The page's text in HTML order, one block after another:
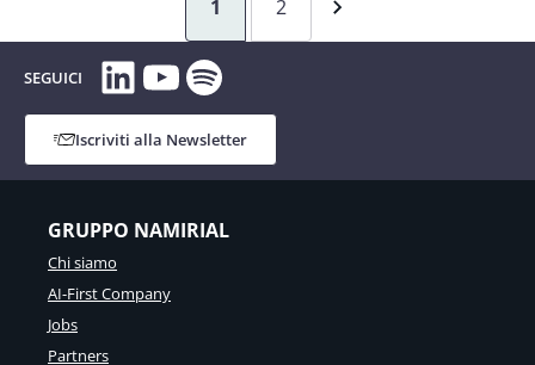
1 2
SEGUICI LinkedIn
YouTube
Spotify
Iscriviti alla Newsletter
GRUPPO NAMIRIAL
Chi siamo
AI-First Company
Jobs
Partners